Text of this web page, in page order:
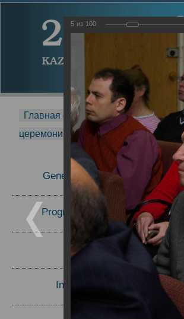
Главная страница - MDMR - 2014
церемонии вручения премии
General Information
Program Committee
Invited Speakers
5 из 100